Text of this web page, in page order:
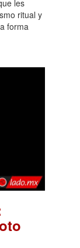
les
ritual y
forma